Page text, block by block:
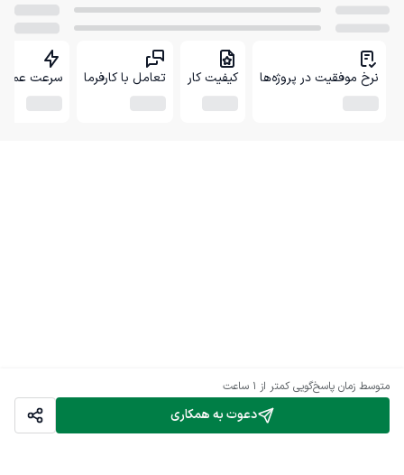
دعوت به همکاری
متوسط زمان پاسخ‌گویی کمتر از 1 ساعت
نرخ موفقیت در پروژه‌ها کیفیت کار تعامل با کارفرما سرعت عمل